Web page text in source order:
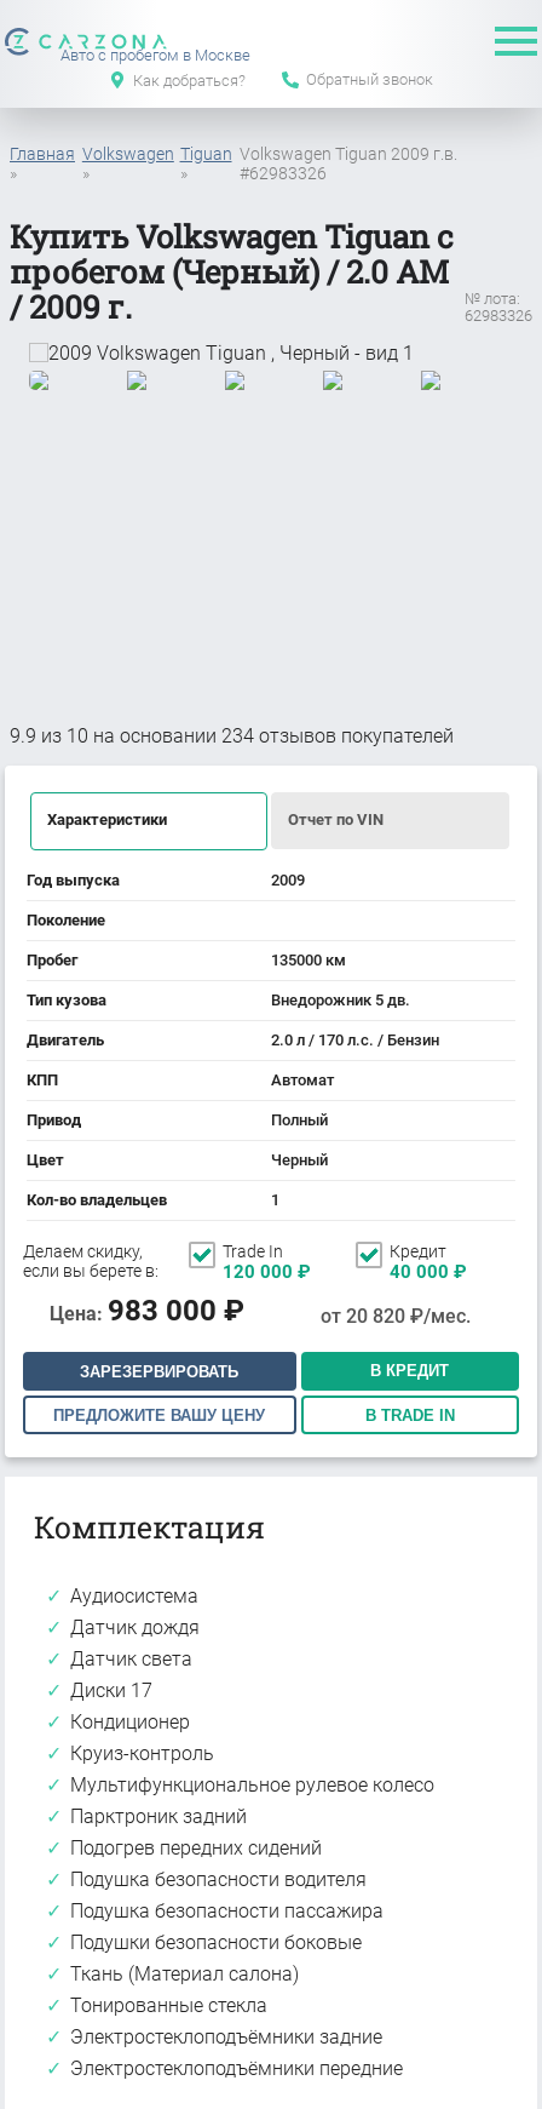
Авто с пробегом в Москве
Как добраться?
Обратный звонок
Главная
»
Volkswagen
»
Tiguan
»
Volkswagen Tiguan 2009 г.в.
#62983326
Купить Volkswagen Tiguan с
пробегом (Черный) / 2.0 АМ
/ 2009 г.
№ лота:
62983326
9.9 из 10 на основании 234 отзывов покупателей
Характеристики Отчет по VIN
Год выпуска 2009
Поколение
Пробег 135000 км
Тип кузова Внедорожник 5 дв.
Двигатель 2.0 л / 170 л.с. / Бензин
КПП Автомат
Привод Полный
Цвет Черный
Кол-во владельцев 1
Делаем скидку,
если вы берете в:
Trade In
120 000 ₽
Кредит
40 000 ₽
Цена: 983 000 ₽ от 20 820₽/мес.
ЗАРЕЗЕРВИРОВАТЬ В КРЕДИТ
ПРЕДЛОЖИТЕ ВАШУ ЦЕНУ В TRADE IN
Комплектация
Аудиосистема
Датчик дождя
Датчик света
Диски 17
Кондиционер
Круиз-контроль
Мультифункциональное рулевое колесо
Парктроник задний
Подогрев передних сидений
Подушка безопасности водителя
Подушка безопасности пассажира
Подушки безопасности боковые
Ткань (Материал салона)
Тонированные стекла
Электростеклоподъёмники задние
Электростеклоподъёмники передние